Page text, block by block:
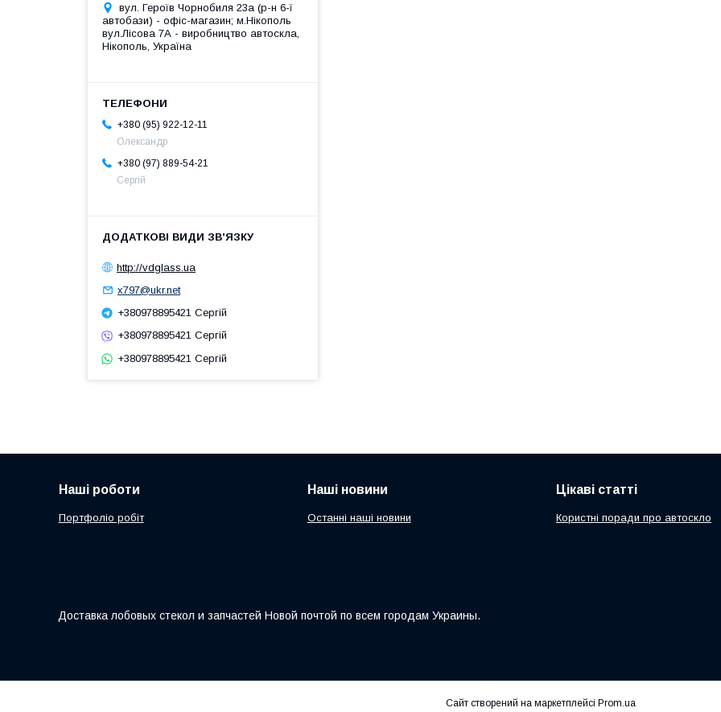
вул. Героїв Чорнобиля 23а (р-н 6-ї
автобази) - офіс-магазин; м.Нікополь
вул.Лісова 7А - виробництво автоскла,
Нікополь, Україна
+380 (95) 922-12-11
Олександр
+380 (97) 889-54-21
Сергій
http://vdglass.ua
x797@ukr.net
+380978895421 Сергій
+380978895421 Сергій
+380978895421 Сергій
Наші роботи
Портфоліо робіт
Наші новини
Останні наші новини
Цікаві статті
Користні поради про автоскло
Доставка лобовых стекол и запчастей Новой почтой по всем городам Украины.
Сайт створений на маркетплейсі Prom.ua